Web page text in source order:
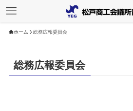
ホーム 総務広報委員会
総務広報委員会